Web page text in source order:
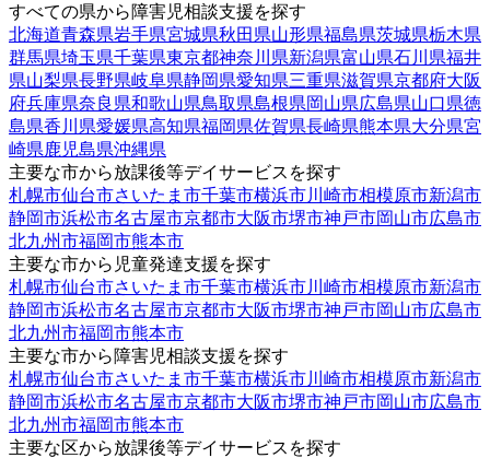
すべての県から障害児相談支援を探す
北海道青森県岩手県宮城県秋田県山形県福島県茨城県栃木県
群馬県埼玉県千葉県東京都神奈川県新潟県富山県石川県福井
県山梨県長野県岐阜県静岡県愛知県三重県滋賀県京都府大阪
府兵庫県奈良県和歌山県鳥取県島根県岡山県広島県山口県徳
島県香川県愛媛県高知県福岡県佐賀県長崎県熊本県大分県宮
崎県鹿児島県沖縄県
主要な市から放課後等デイサービスを探す
札幌市仙台市さいたま市千葉市横浜市川崎市相模原市新潟市
静岡市浜松市名古屋市京都市大阪市堺市神戸市岡山市広島市
北九州市福岡市熊本市
主要な市から児童発達支援を探す
札幌市仙台市さいたま市千葉市横浜市川崎市相模原市新潟市
静岡市浜松市名古屋市京都市大阪市堺市神戸市岡山市広島市
北九州市福岡市熊本市
主要な市から障害児相談支援を探す
札幌市仙台市さいたま市千葉市横浜市川崎市相模原市新潟市
静岡市浜松市名古屋市京都市大阪市堺市神戸市岡山市広島市
北九州市福岡市熊本市
主要な区から放課後等デイサービスを探す